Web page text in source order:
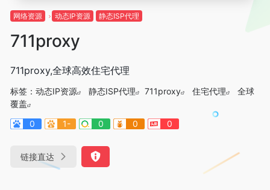
网络资源 动态IP资源 静态ISP代理
711proxy
711proxy,全球高效住宅代理
标签： 动态IP资源 静态ISP代理 711proxy 住宅代理
全球
覆盖
0
1- 0 0 0
链接直达